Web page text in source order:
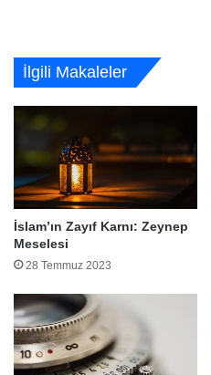
İlgili Makaleler
İslam’ın Zayıf Karnı: Zeynep
Meselesi
28 Temmuz 2023